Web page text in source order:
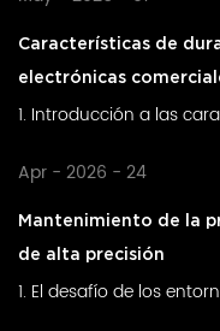
Características de
electrónicas
1. Introducción a las
Apr - 2026 - 24
Mantenimiento de la
de alta precisión